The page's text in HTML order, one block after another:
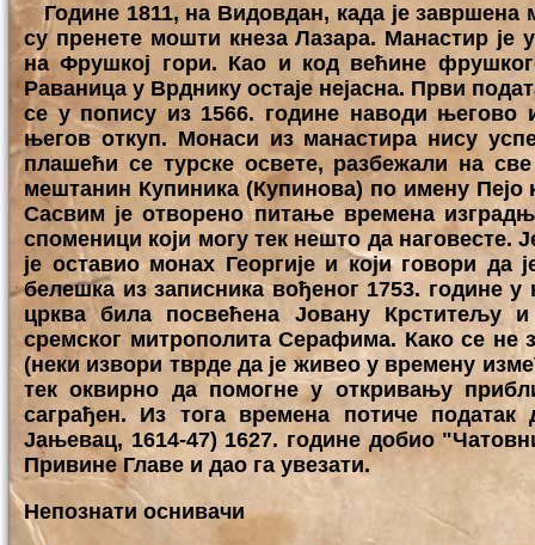
Године 1811, на Видовдан, када је завршена
су пренете мошти кнеза Лазара. Манастир је
на Фрушкој гори. Као и код већине
Раваница у Врднику остаје нејасна. Први
се у попису из 1566. године наводи његово
његов откуп. Монаси из манастира нису
плашећи се турске освете, разбежали на
мештанин Купиника (Купинова) по имену Пејо
Сасвим је отворено питање времена
споменици који могу тек нешто да наговесте.
је оставио монах Георгије и који говори
белешка из записника вођеног 1753. године у
црква била посвећена Јовану Крститељу
сремског митрополита Серафима. Како се не
(неки извори тврде да је живео у времену
тек оквирно да помогне у откривању
саграђен. Из тога времена потиче
Јањевац, 1614-47) 1627. године добио
Привине Главе и дао га увезати.
Непознати оснивачи